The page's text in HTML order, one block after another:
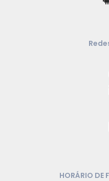
HORÁRIO DE